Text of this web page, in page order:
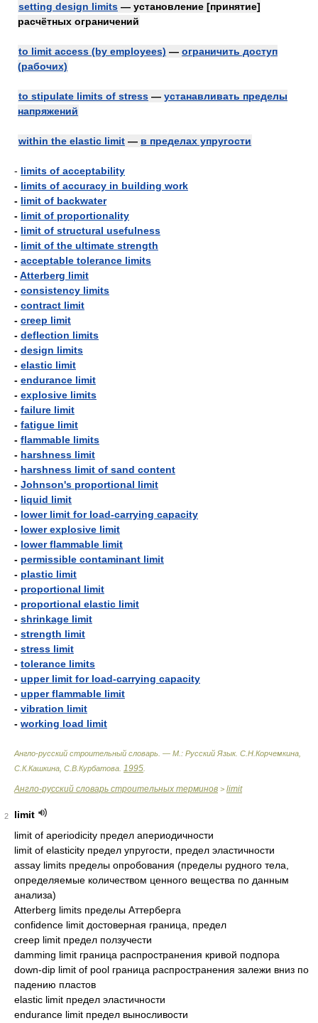
setting design limits — установление [принятие]
расчётных ограничений
to limit access (by employees) — ограничить доступ
(рабочих)
to stipulate limits of stress — устанавливать пределы
напряжений
within the elastic limit — в пределах упругости
- limits of acceptability
- limits of accuracy in building work
- limit of backwater
- limit of proportionality
- limit of structural usefulness
- limit of the ultimate strength
- acceptable tolerance limits
-Atterberg limit
- consistency limits
- contract limit
- creep limit
- deflection limits
- design limits
- elastic limit
- endurance limit
- explosive limits
- failure limit
- fatigue limit
- flammable limits
- harshness limit
- harshness limit of sand content
- Johnson's proportional limit
- liquid limit
- lower limit for load-carrying capacity
- lower explosive limit
- lower flammable limit
- permissible contaminant limit
- plastic limit
- proportional limit
- proportional elastic limit
- shrinkage limit
- strength limit
- stress limit
- tolerance limits
- upper limit for load-carrying capacity
- upper flammable limit
- vibration limit
- working load limit
Англо-русский строительный словарь. — М.: Русский Язык. С.Н.Корчемкина,
С.К.Кашкина, С.В.Курбатова 1995
Англо-русский словарь строительных терминов > limit
2
limit
limit of aperiodicity предел апериодичности
limit of elasticity предел упругости, предел эластичности
assay limits пределы опробования (пределы рудного тела,
определяемые количеством ценного вещества по данным
анализа)
Atterberg limits пределы Аттерберга
confidence limit достоверная граница, предел
creep limit предел ползучести
damming limit граница распространения кривой подпора
down-dip limit of pool граница распространения залежи вниз по
падению пластов
elastic limit предел эластичности
endurance limit предел выносливости